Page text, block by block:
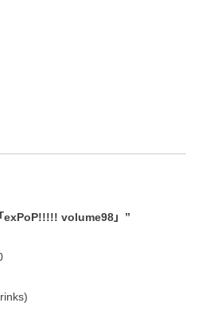
exPoP!!!!! volume98」”